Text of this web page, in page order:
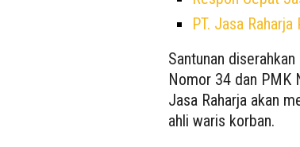
PT. Jasa
Santunan
Nomor 34 dan PMK
Jasa Raharja akan
ahli waris korban.